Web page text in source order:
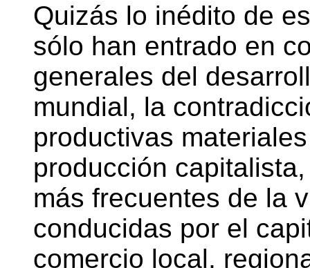
Quizás lo inédito de
sólo han entrado en
generales del
mundial, la
productivas
producción
más frecuentes de la
conducidas por el
comercio local,